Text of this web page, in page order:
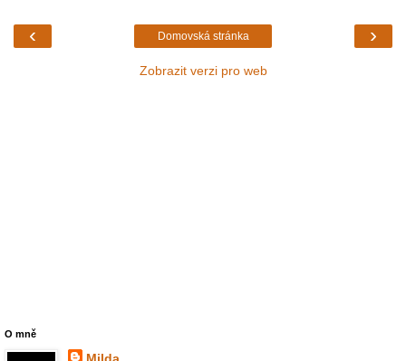
‹ ›
Domovská stránka
Zobrazit verzi pro web
O mně
Milda